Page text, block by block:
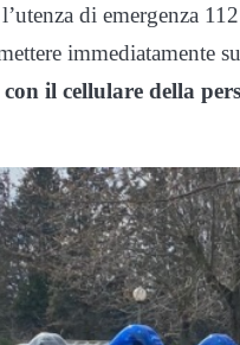
di emergenza
immediatamente
il cellulare della